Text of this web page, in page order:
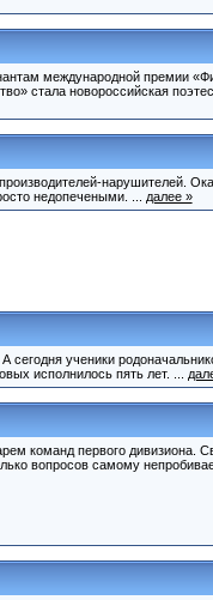
международной премии
стала новороссийская
нарушителей.
недопечеными. ...
далее »
ученики
исполнилось пять лет. ...
команд первого дивизиона.
вопросов самому